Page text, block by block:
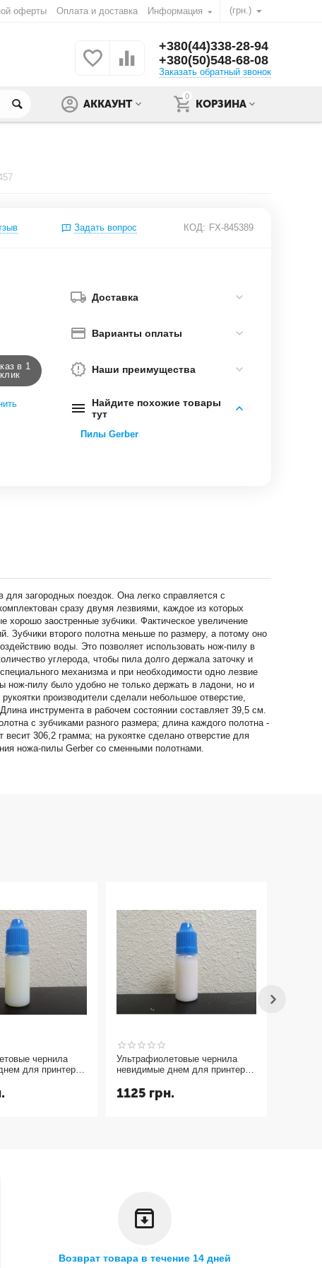
(грн.)
оферты Оплата и доставка Информация
+380(44)338-28-94
+380(50)548-68-08
Заказать обратный звонок
0
КОРЗИНА
АККАУНТ
Задать вопрос КОД: FX-845389
в 1
клик
Доставка
Варианты оплаты
Наши преимущества
Найдите похожие товары
тут
Пилы Gerber
загородных поездок. Она легко справляется с
сразу двумя лезвиями, каждое из которых
хорошо заостренные зубчики. Фактическое увеличение
Зубчики второго полотна меньше по размеру, а потому оно
воды. Это позволяет использовать нож-пилу в
углерода, чтобы пила долго держала заточку и
механизма и при необходимости одно лезвие
нож-пилу было удобно не только держать в ладони, но и
производители сделали небольшое отверстие,
инструмента в рабочем состоянии составляет 39,5 см.
с зубчиками разного размера; длина каждого полотна -
306,2 грамма; на рукоятке сделано отверстие для
ножа-пилы Gerber со сменными полотнами.
чернила
для принтера
Ультрафиолетовые чернила
невидимые днем для принтера
пурпурный magenta 10мл.
1125 грн.
Возврат товара в течение 14 дней